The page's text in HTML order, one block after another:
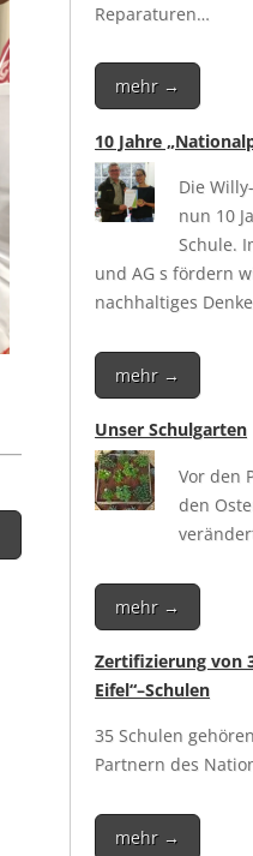
Reparaturen…
mehr →
10 Jahre
Die
nun 10
Schu­le.
und AG s för­dern
nach­hal­ti­ges
mehr →
Unser Schulgarten
Vor den
den
mehr →
Zertifizierung von
Eifel“–Schulen
35 Schu­len
Part­nern des
mehr →